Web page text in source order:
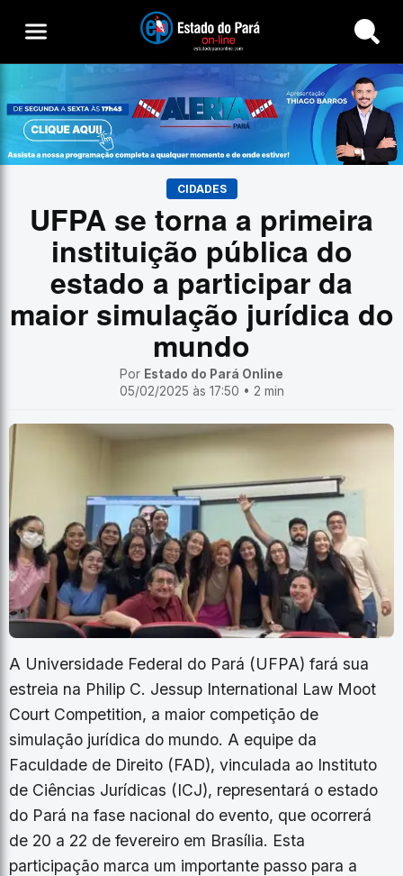
Buscar
CIDADES
UFPA se torna a primeira
instituição pública do
estado a participar da
maior simulação jurídica do
mundo
Por Estado do Pará Online
05/02/2025 às 17:50 • 2 min
A Universidade Federal do Pará (UFPA) fará sua
estreia na Philip C. Jessup International Law Moot
Court Competition, a maior competição de
simulação jurídica do mundo. A equipe da
Faculdade de Direito (FAD), vinculada ao Instituto
de Ciências Jurídicas (ICJ), representará o estado
do Pará na fase nacional do evento, que ocorrerá
de 20 a 22 de fevereiro em Brasília. Esta
participação marca um importante passo para a